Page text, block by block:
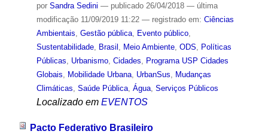
por Sandra Sedini — publicado26/04/2018 — última
modificação11/09/2019 11:22 — registrado em: Ciências
Ambientais Gestão pública, Evento público,
Sustentabilidade, Brasil Meio Ambiente, ODS
Políticas
Públicas
Urbanismo, Cidades
Programa USP Cidades
Globais
Mobilidade Urbana, UrbanSus
Mudanças
Climáticas Saúde Pública, Água, Serviços Públicos
Localizado em EVENTOS
Pacto Federativo Brasileiro